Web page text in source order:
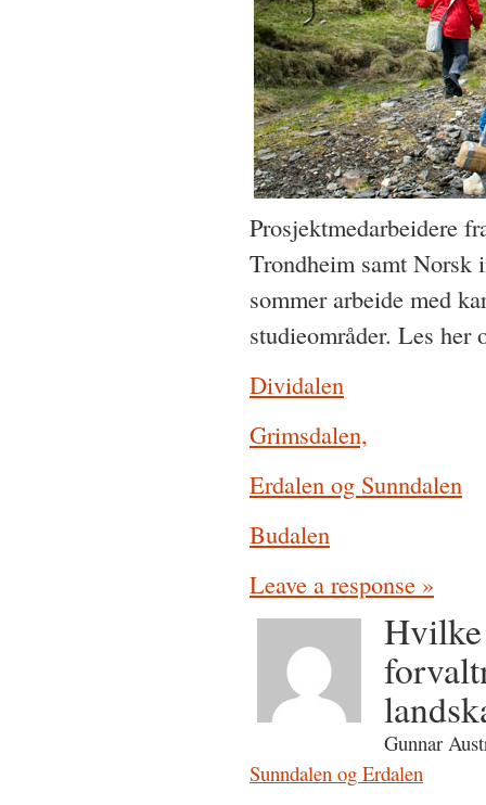
Prosjektmedarbeidere
Trondheim samt
sommer arbeide med
studieområder. Les
Dividalen
Grimsdalen,
Erdalen og Sunndalen
Budalen
Leave a response »
Hvilke
Gunnar
Sunndalen og Erdalen